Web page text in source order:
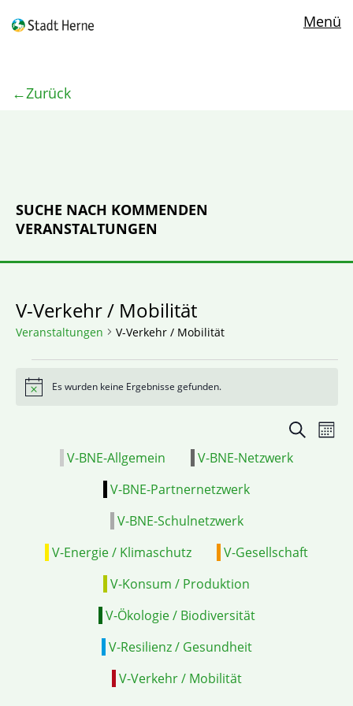
Zurück
Menü
SUCHE NACH KOMMENDEN
VERANSTALTUNGEN
V-Verkehr / Mobilität
Veranstaltungen V-Verkehr / Mobilität
HinweisEs wurden keine Ergebnisse gefunden.
und
Suche
V-BNE-Allgemein
V-BNE-Netzwerk
V-BNE-Partnernetzwerk
V-BNE-Schulnetzwerk
V-Energie / Klimaschutz
V-Gesellschaft
V-Konsum / Produktion
V-Ökologie / Biodiversität
V-Resilienz / Gesundheit
V-Verkehr / Mobilität